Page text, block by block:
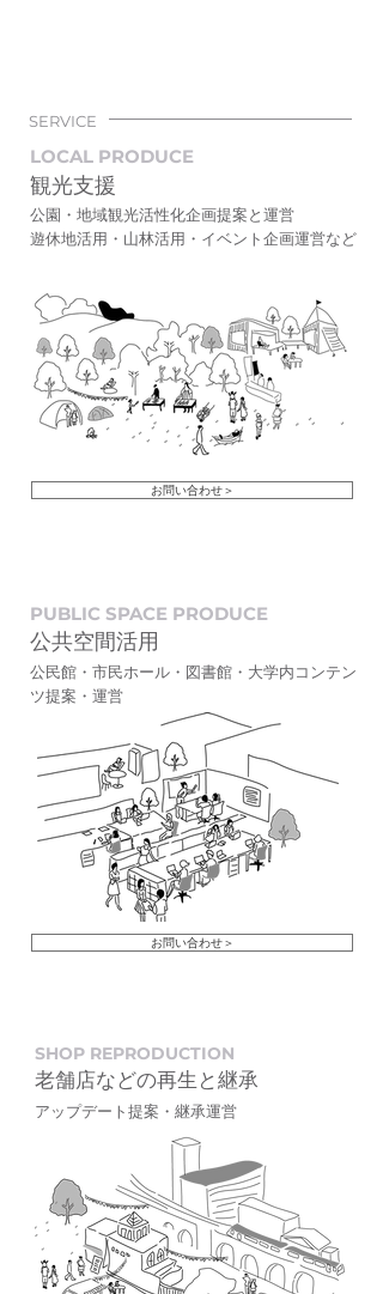
SERVICE
LOCAL PRODUCE
観光支援
公園・地域観光活性化企画提案と運営
遊休地活用・山林活用・イベント企画運営など
お問い合わせ＞
PUBLIC SPACE PRODUCE
公共空間活用
公民館・市民ホール・図書館・大学内コンテン
ツ提案・運営
お問い合わせ＞
SHOP REPRODUCTION
老舗店などの再生と継承
アップデート提案・継承運営